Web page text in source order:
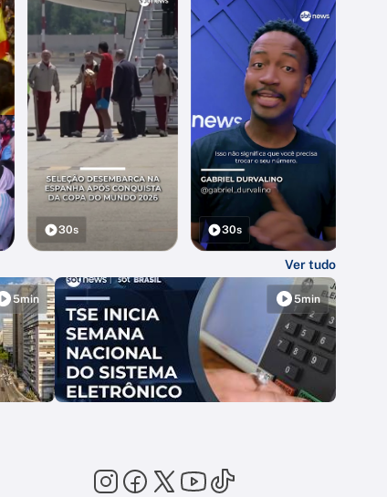
30s 30s
Ver tudo
5min 5min